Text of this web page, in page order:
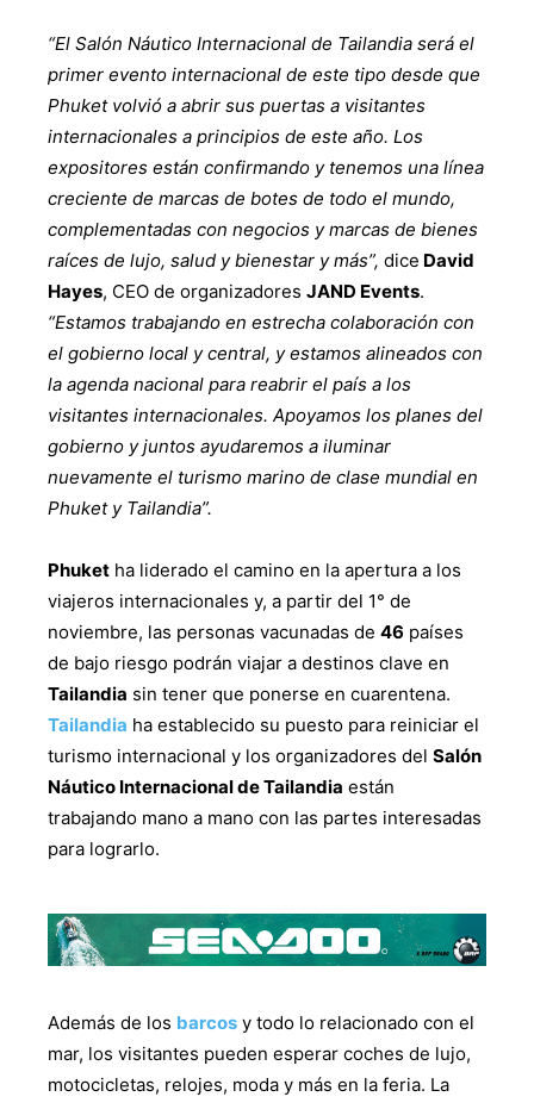
“El Salón Náutico Internacional de Tailandia será el
primer evento internacional de este tipo desde que
Phuket volvió a abrir sus puertas a visitantes
internacionales a principios de este año. Los
expositores están confirmando y tenemos una línea
creciente de marcas de botes de todo el mundo,
complementadas con negocios y marcas de bienes
raíces de lujo, salud y bienestar y más”, dice David
Hayes, CEO de organizadores JAND Events.
“Estamos trabajando en estrecha colaboración con
el gobierno local y central, y estamos alineados con
la agenda nacional para reabrir el país a los
visitantes internacionales. Apoyamos los planes del
gobierno y juntos ayudaremos a iluminar
nuevamente el turismo marino de clase mundial en
Phuket y Tailandia”.
Phuket ha liderado el camino en la apertura a los
viajeros internacionales y, a partir del 1° de
noviembre, las personas vacunadas de 46 países
de bajo riesgo podrán viajar a destinos clave en
Tailandia sin tener que ponerse en cuarentena.
Tailandia ha establecido su puesto para reiniciar el
turismo internacional y los organizadores del Salón
Náutico Internacional de Tailandia están
trabajando mano a mano con las partes interesadas
para lograrlo.
Además de los barcos y todo lo relacionado con el
mar, los visitantes pueden esperar coches de lujo,
motocicletas, relojes, moda y más en la feria. La